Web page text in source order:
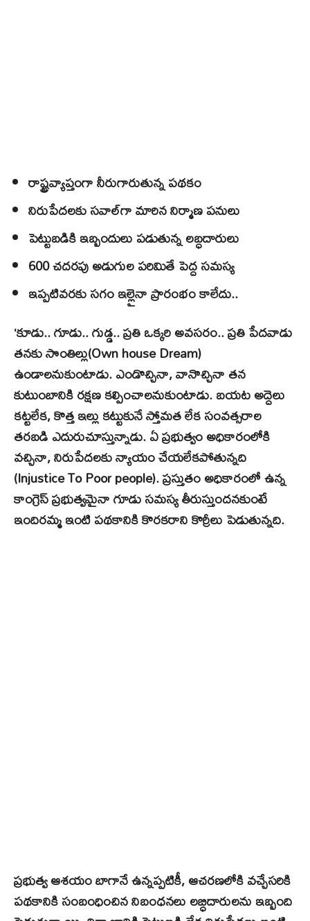
రాష్ట్రవ్యాప్తంగా నీరుగారుతున్న పథకం
నిరుపేదలకు సవాల్​గా మారిన నిర్మాణ పనులు
పెట్టుబడికి ఇబ్బందులు పడుతున్న లబ్ధదారులు
600 చదరపు అడుగుల పరిమితే పెద్ద సమస్య
ఇప్పటివరకు సగం ఇల్లైనా ప్రారంభం కాలేదు..
‘కూడు.. గూడు.. గుడ్డ.. ప్రతి ఒక్కరి అవసరం.. ప్రతి పేదవాడు
తనకు సొంతిల్లు(Own house Dream)
ఉండాలనుకుంటాడు. ఎండొచ్చినా, వానొచ్చినా తన
కుటుంబానికి రక్షణ కల్పించాలనుకుంటాడు. బయట అద్దెలు
కట్టలేక, కొత్త ఇల్లు కట్టుకునే స్తోమత లేక సంవత్సరాల
తరబడి ఎదురుచూస్తున్నాడు. ఏ ప్రభుత్వం అధికారంలోకి
వచ్చినా, నిరుపేదలకు న్యాయం చేయలేకపోతున్నది
(Injustice To Poor people). ప్రస్తుతం అధికారంలో ఉన్న
కాంగ్రెస్​ ప్రభుత్వమైనా గూడు సమస్య తీరుస్తుందనకుంటే
ఇందిరమ్మ ఇంటి పథకానికి కొరకరాని కొర్రీలు పెడుతున్నది.
ప్రభుత్వ ఆశయం బాగానే ఉన్నప్పటికీ, ఆచరణలోకి వచ్చేసరికి
పథకానికి సంబంధించిన నిబంధనలు లబ్ధిదారులను ఇబ్బంది